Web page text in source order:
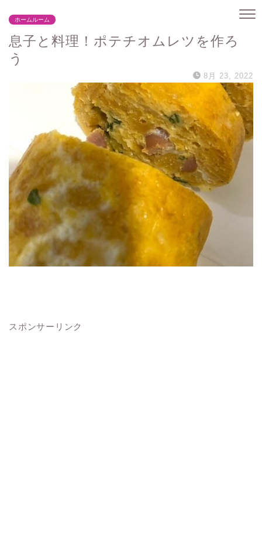
ホームルーム
息子と料理！ポテチオムレツを作ろ
う
8月 23, 2022
スポンサーリンク